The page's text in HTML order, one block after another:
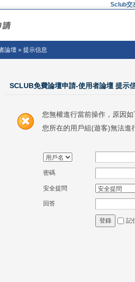
Sclub交
論壇» 提示信息
SCLUB免費論壇申請-使用者論壇 提示
您無權進行當前操作，原因如
您所在的用戶組(遊客)無法進
密碼
安全提問
回答
登錄 記